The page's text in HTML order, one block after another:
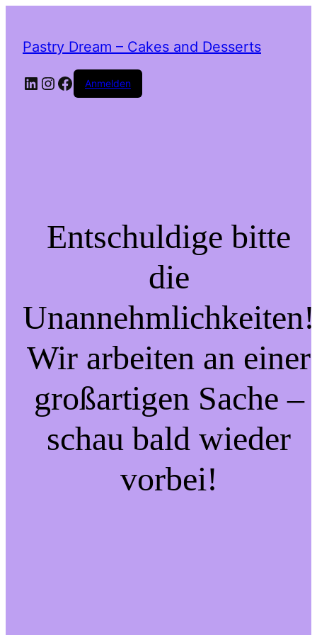
Pastry Dream – Cakes and Desserts
LinkedIn
Instagram
Facebook
Anmelden
Entschuldige bitte
die
Unannehmlichkeiten!
Wir arbeiten an einer
großartigen Sache –
schau bald wieder
vorbei!